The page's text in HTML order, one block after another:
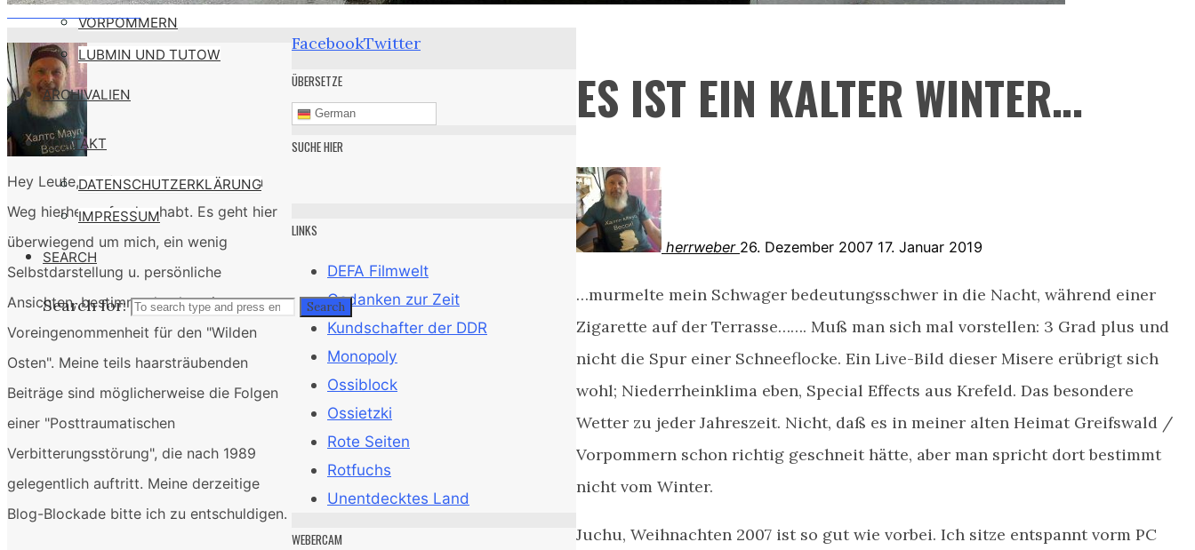
VORPOMMERN
LUBMIN UND TUTOW
ARCHIVALIEN
KONTAKT
DATENSCHUTZERKLÄRUNG
IMPRESSUM
SEARCH
Search for: Search
Raucheroffensive
ES IST EIN KALTER WINTER…
herrweber 26. Dezember 2007 17. Januar 2019
…murmelte mein Schwager bedeutungsschwer in die Nacht, während einer
Zigarette auf der Terrasse……. Muß man sich mal vorstellen: 3 Grad plus und
nicht die Spur einer Schneeflocke. Ein Live-Bild dieser Misere erübrigt sich
wohl; Niederrheinklima eben, Special Effects aus Krefeld. Das besondere
Wetter zu jeder Jahreszeit. Nicht, daß es in meiner alten Heimat Greifswald /
Vorpommern schon richtig geschneit hätte, aber man spricht dort bestimmt
nicht vom Winter.
Juchu, Weihnachten 2007 ist so gut wie vorbei. Ich sitze entspannt vorm PC
Hey Leute, ich freue mich, daß ihr den
Weg hierher gefunden habt. Es geht hier
überwiegend um mich, ein wenig
Selbstdarstellung u. persönliche
Ansichten, bestimmt durch meine
Voreingenommenheit für den "Wilden
Osten". Meine teils haarsträubenden
Beiträge sind möglicherweise die Folgen
einer "Posttraumatischen
Verbitterungsstörung", die nach 1989
gelegentlich auftritt. Meine derzeitige
Blog-Blockade bitte ich zu entschuldigen.
FacebookTwitter
ÜBERSETZE
German
SUCHE HIER
LINKS
DEFA Filmwelt
Gedanken zur Zeit
Kundschafter der DDR
Monopoly
Ossiblock
Ossietzki
Rote Seiten
Rotfuchs
Unentdecktes Land
WEBERCAM